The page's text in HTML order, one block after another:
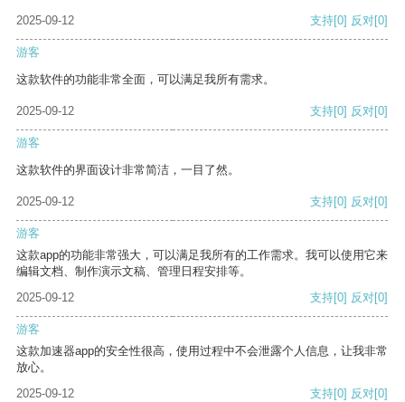
2025-09-12 支持[0] 反对[0]
游客
这款软件的功能非常全面，可以满足我所有需求。
2025-09-12 支持[0] 反对[0]
游客
这款软件的界面设计非常简洁，一目了然。
2025-09-12 支持[0] 反对[0]
游客
这款app的功能非常强大，可以满足我所有的工作需求。我可以使用它来
编辑文档、制作演示文稿、管理日程安排等。
2025-09-12
支持[0] 反对[0]
游客
这款加速器app的安全性很高，使用过程中不会泄露个人信息，让我非常
放心。
2025-09-12
支持[0] 反对[0]